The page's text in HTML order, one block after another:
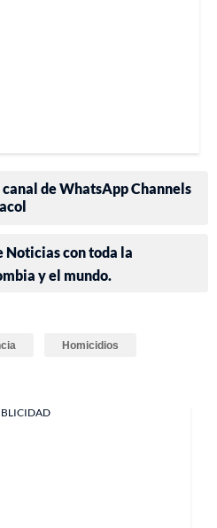
de WhatsApp Channels
Noticias con toda la
y el mundo.
Homicidios